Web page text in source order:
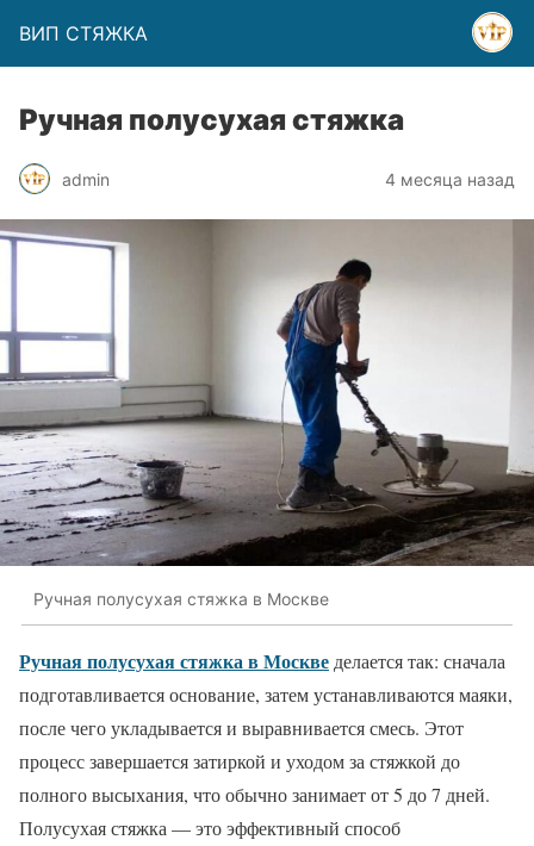
ВИП СТЯЖКА
Ручная полусухая стяжка
admin 4 месяца назад
Ручная полусухая стяжка в Москве
Ручная полусухая стяжка в Москве делается так: сначала
подготавливается основание, затем устанавливаются маяки,
после чего укладывается и выравнивается смесь. Этот
процесс завершается затиркой и уходом за стяжкой до
полного высыхания, что обычно занимает от 5 до 7 дней.
Полусухая стяжка — это эффективный способ